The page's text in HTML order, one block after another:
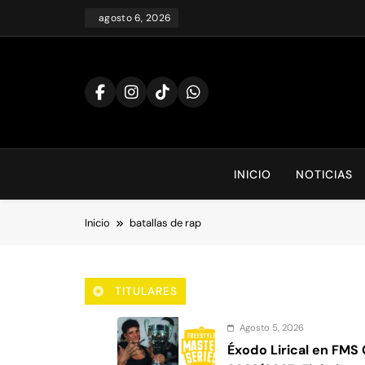
agosto 6, 2026
INICIO NOTICIAS
Inicio batallas de rap
TITULARES
Agosto 5, 2026
Éxodo Lirical en FMS